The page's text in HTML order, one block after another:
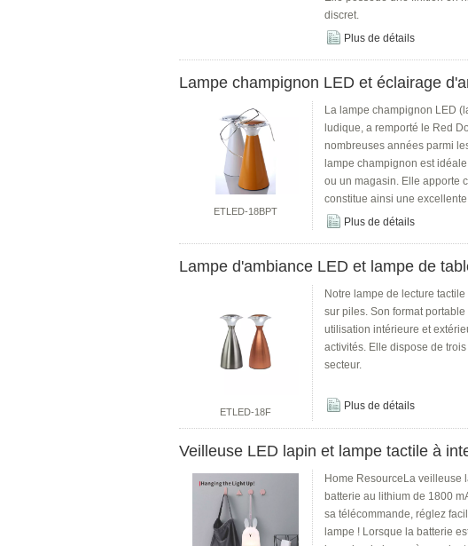
discret.
Plus de détails
Lampe champignon LED et éclairage
ETLED-18BPT
La lampe champignon LED
ludique, a remporté le Red
nombreuses années parmi
lampe champignon est
ou un magasin. Elle apporte
constitue ainsi une
Plus de détails
Lampe d'ambiance LED et lampe de
ETLED-18F
Notre lampe de lecture
sur piles. Son format
utilisation intérieure et
activités. Elle dispose de
secteur.
Plus de détails
Veilleuse LED lapin et lampe tactile à
Home ResourceLa veilleuse
batterie au lithium de 1800
sa télécommande, réglez
lampe ! Lorsque la batterie